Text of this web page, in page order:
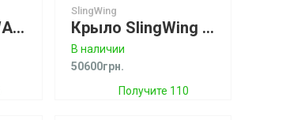
Крыло Ozone WASP V2 Wing with bag and waist leash
SlingWing
Крыло SlingWing V2 Green Спеццена!
В наличии
50600грн.
Получите 110